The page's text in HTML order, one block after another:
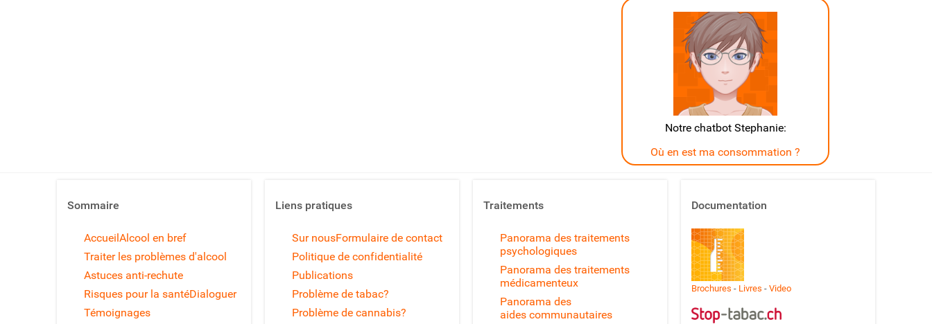
Notre chatbot Stephanie:
Où en est ma consommation ?
Sommaire
Accueil Alcool en bref
Traiter les problèmes d'alcool
Astuces anti-rechute
Risques pour la santéDialoguer
Témoignages
Liens pratiques
Sur nousFormulaire de contact
Politique de confidentialité
Publications
Problème de tabac?
Problème de cannabis?
Traitements
Panorama des traitements
psychologiques
Panorama des traitements
médicamenteux
Panorama des
aides communautaires
Documentation
Brochures - Livres - Video